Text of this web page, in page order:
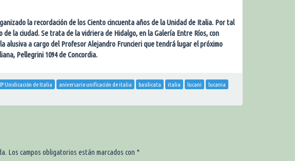
la recordación de los Ciento cincuenta años de la Unidad de Italia. Por tal
la ciudad. Se trata de la vidriera de Hidalgo, en la Galería Entre Ríos, con
alusiva a cargo del Profesor Alejandro Fruncieri que tendrá lugar el próximo
Pellegrini 1094 de Concordia.
Unidicación de Italia aniversario unificación de italia basilicata italia lucani
lucania
Los campos obligatorios están marcados con *